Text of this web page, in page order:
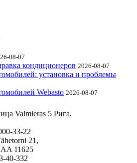
08-07
кондиционеров 2026-08-07
установка и проблемы
Webasto 2026-08-07
Valmieras 5 Рига,
33-22
21,
11625
40-332